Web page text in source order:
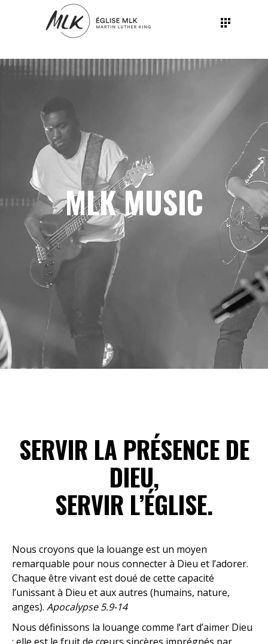
MLK MUSIC
SERVIR LA PRÉSENCE DE
DIEU,
SERVIR L’ÉGLISE.
Nous croyons que la louange est un moyen
remarquable pour nous connecter à Dieu et l’adorer.
Chaque être vivant est doué de cette capacité
l’unissant à Dieu et aux autres (humains, nature,
anges). Apocalypse 5.9-14
Nous définissons la louange comme l’art d’aimer Dieu